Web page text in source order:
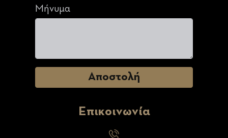
Μήνυμα
Επικοινωνία